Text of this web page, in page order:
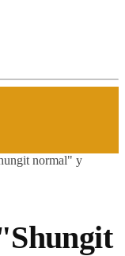
normal" y